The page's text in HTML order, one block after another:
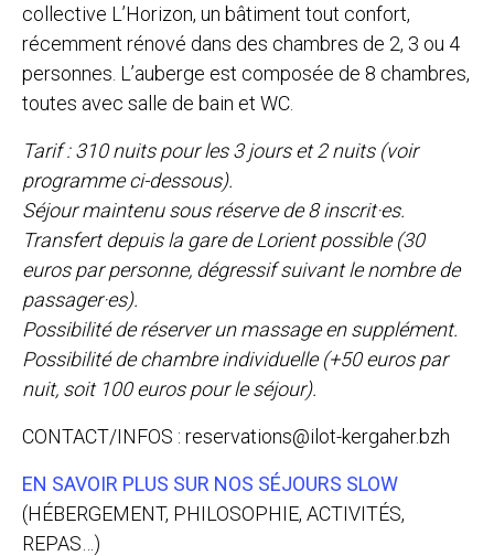
collective L’Horizon, un bâtiment tout confort,
récemment rénové dans des chambres de 2, 3 ou 4
personnes. L’auberge est composée de 8 chambres,
toutes avec salle de bain et WC.
Tarif : 310 nuits pour les 3 jours et 2 nuits (voir
programme ci-dessous).
Séjour maintenu sous réserve de 8 inscrit·es.
Transfert depuis la gare de Lorient possible (30
euros par personne, dégressif suivant le nombre de
passager·es).
Possibilité de réserver un massage en supplément.
Possibilité de chambre individuelle (+50 euros par
nuit, soit 100 euros pour le séjour).
CONTACT/INFOS : reservations@ilot-kergaher.bzh
EN SAVOIR PLUS SUR NOS SÉJOURS SLOW
(HÉBERGEMENT, PHILOSOPHIE, ACTIVITÉS,
REPAS…)